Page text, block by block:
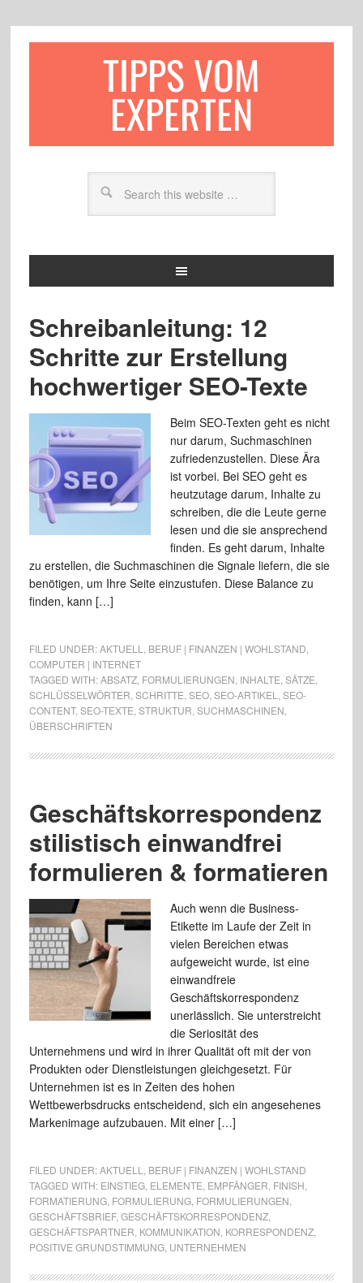
TIPPS VOM
EXPERTEN
Schreibanleitung: 12
Schritte zur Erstellung
hochwertiger SEO-Texte
Beim SEO-Texten geht es nicht
nur darum, Suchmaschinen
zufriedenzustellen. Diese Ära
ist vorbei. Bei SEO geht es
heutzutage darum, Inhalte zu
schreiben, die die Leute gerne
lesen und die sie ansprechend
finden. Es geht darum, Inhalte
zu erstellen, die Suchmaschinen die Signale liefern, die sie
benötigen, um Ihre Seite einzustufen. Diese Balance zu
finden, kann […]
FILED UNDER:AKTUELL BERUF | FINANZEN | WOHLSTAND
COMPUTER | INTERNET
TAGGED WITH:ABSATZ, FORMULIERUNGEN INHALTE SÄTZE
SCHLÜSSELWÖRTER SCHRITTE SEO, SEO-ARTIKEL
SEO-
CONTENT, SEO-TEXTE STRUKTUR SUCHMASCHINEN
ÜBERSCHRIFTEN
Geschäftskorrespondenz
stilistisch einwandfrei
formulieren & formatieren
Auch wenn die Business-
Etikette im Laufe der Zeit in
vielen Bereichen etwas
aufgeweicht wurde, ist eine
einwandfreie
Geschäftskorrespondenz
unerlässlich. Sie unterstreicht
die Seriosität des
Unternehmens und wird in ihrer Qualität oft mit der von
Produkten oder Dienstleistungen gleichgesetzt. Für
Unternehmen ist es in Zeiten des hohen
Wettbewerbsdrucks entscheidend, sich ein angesehenes
Markenimage aufzubauen. Mit einer […]
FILED UNDER:AKTUELL
BERUF | FINANZEN | WOHLSTAND
TAGGED WITH: EINSTIEG, ELEMENTE EMPFÄNGER FINISH
FORMATIERUNG, FORMULIERUNG, FORMULIERUNGEN
GESCHÄFTSBRIEF, GESCHÄFTSKORRESPONDENZ,
GESCHÄFTSPARTNER KOMMUNIKATION KORRESPONDENZ,
POSITIVE GRUNDSTIMMUNG, UNTERNEHMEN